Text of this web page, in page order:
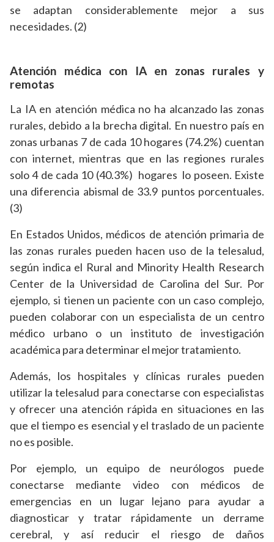
se adaptan considerablemente mejor a sus
necesidades. (2)
Atención médica con IA en zonas rurales y
remotas
La IA en atención médica no ha alcanzado las zonas
rurales, debido a la brecha digital. En nuestro país en
zonas urbanas 7 de cada 10 hogares (74.2%) cuentan
con internet, mientras que en las regiones rurales
solo 4 de cada 10 (40.3%) hogares lo poseen. Existe
una diferencia abismal de 33.9 puntos porcentuales.
(3)
En Estados Unidos, médicos de atención primaria de
las zonas rurales pueden hacen uso de la telesalud,
según indica el Rural and Minority Health Research
Center de la Universidad de Carolina del Sur. Por
ejemplo, si tienen un paciente con un caso complejo,
pueden colaborar con un especialista de un centro
médico urbano o un instituto de investigación
académica para determinar el mejor tratamiento.
Además, los hospitales y clínicas rurales pueden
utilizar la telesalud para conectarse con especialistas
y ofrecer una atención rápida en situaciones en las
que el tiempo es esencial y el traslado de un paciente
no es posible.
Por ejemplo, un equipo de neurólogos puede
conectarse mediante video con médicos de
emergencias en un lugar lejano para ayudar a
diagnosticar y tratar rápidamente un derrame
cerebral, y así reducir el riesgo de daños